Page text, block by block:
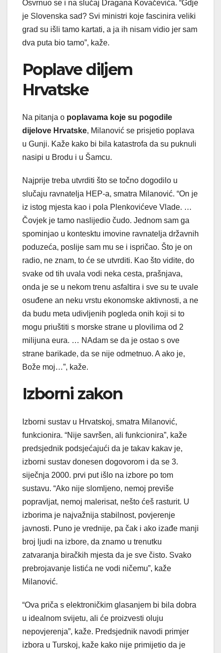
Osvrnuo se i na slučaj Dragana Kovačevića. “Gdje
je Slovenska sad? Svi ministri koje fascinira veliki
grad su išli tamo kartati, a ja ih nisam vidio jer sam
dva puta bio tamo”, kaže.
Poplave diljem
Hrvatske
Na pitanja o poplavama koje su pogodile
dijelove Hrvatske, Milanović se prisjetio poplava
u Gunji. Kaže kako bi bila katastrofa da su puknuli
nasipi u Brodu i u Šamcu.
Najprije treba utvrditi što se točno dogodilo u
slučaju ravnatelja HEP-a, smatra Milanović. “On je
iz istog mjesta kao i pola Plenkovićeve Vlade. …
Čovjek je tamo naslijedio čudo. Jednom sam ga
spominjao u kontesktu imovine ravnatelja državnih
poduzeća, poslije sam mu se i ispričao. Što je on
radio, ne znam, to će se utvrditi. Kao što vidite, do
svake od tih uvala vodi neka cesta, prašnjava,
onda je se u nekom trenu asfaltira i sve su te uvale
osuđene an neku vrstu ekonomske aktivnosti, a ne
da budu meta udivljenih pogleda onih koji si to
mogu priuštiti s morske strane u plovilima od 2
milijuna eura. … NAdam se da je ostao s ove
strane barikade, da se nije odmetnuo. A ako je,
Bože moj…”, kaže.
Izborni zakon
Izborni sustav u Hrvatskoj, smatra Milanović,
funkcionira. “Nije savršen, ali funkcionira”, kaže
predsjednik podsjećajući da je takav kakav je,
izborni sustav donesen dogovorom i da se 3.
siječnja 2000. prvi put išlo na izbore po tom
sustavu. “Ako nije slomljeno, nemoj previše
popravljat, nemoj malerisat, nešto ćeš rasturit. U
izborima je najvažnija stabilnost, povjerenje
javnosti. Puno je vrednije, pa čak i ako izađe manji
broj ljudi na izbore, da znamo u trenutku
zatvaranja biračkih mjesta da je sve čisto. Svako
prebrojavanje listića ne vodi ničemu”, kaže
Milanović.
“Ova priča s elektroničkim glasanjem bi bila dobra
u idealnom svijetu, ali će proizvesti oluju
nepovjerenja”, kaže. Predsjednik navodi primjer
izbora u Turskoj, kaže kako nije primijetio da je